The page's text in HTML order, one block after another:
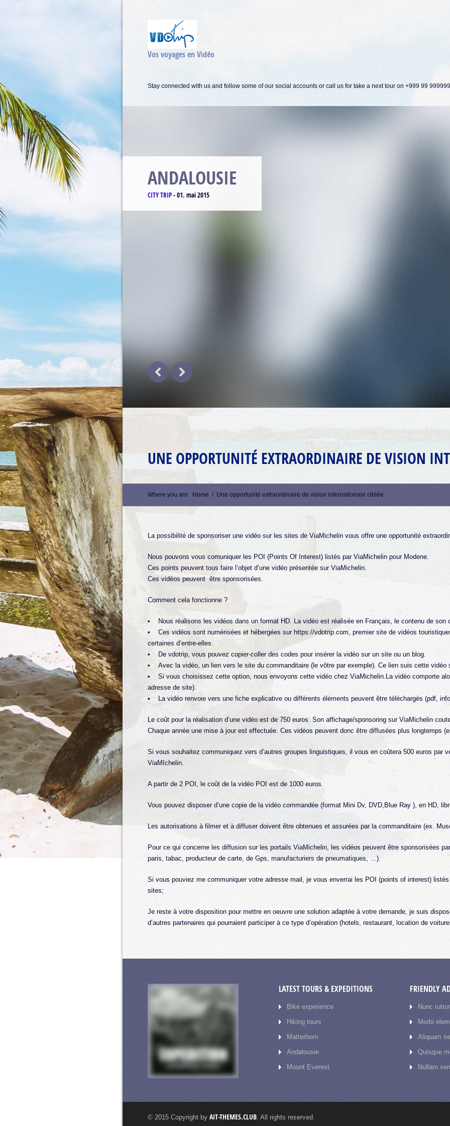
Vos voyages en Vidéo
Stay connected with us and follow some of our social accounts or call us for take a next tour on +999 99 999999
MATTERHORN
CLIMBING -17. avril 2015
UNE OPPORTUNITÉ EXTRAORDINAIRE DE VISION
Where you are: Home / Une opportunité extraordinaire de vision internationale ciblée.
La possibilité de sponsoriser une vidéo sur les sites de ViaMichelin vous offre une opportunité
Nous pouvons vous comuniquer les POI (Points Of Interest) listés par ViaMichelin pour Modene.
Ces points peuvent tous faire l’objet d’une vidéo présentée sur ViaMichelin.
Ces vidéos peuvent être sponsorisées.
Comment cela fonctionne ?
• Nous réalisons les vidéos dans un format HD. La vidéo est réalisée en Français, le contenu de son
• Ces vidéos sont numérisées et hébergées sur https://vdotrip.com, premier site de vidéos
certaines d’entre-elles.
• De vdotrip, vous pouvez copier-coller des codes pour insérer la vidéo sur un site ou un blog.
• Avec la vidéo, un lien vers le site du commanditaire (le vôtre par exemple). Ce lien suis cette vidéo
• Si vous choisissez cette option, nous envoyons cette vidéo chez ViaMichelin.La vidéo comporte
adresse de site).
• La vidéo renvoie vers une fiche explicative ou différents éléments peuvent être téléchargés (pdf,
Le coût pour la réalisation d’une vidéo est de 750 euros. Son affichage/sponsoring sur ViaMichelin
Chaque année une mise à jour est effectuée. Ces vidéos peuvent donc être diffusées plus longtemps
Si vous souhaitez communiquez vers d’autres groupes linguistiques, il vous en coûtera 500 euros par
ViaMIchelin.
A partir de 2 POI, le coût de la vidéo POI est de 1000 euros.
Vous pouvez disposer d’une copie de la vidéo commandée (format Mini Dv, DVD,Blue Ray ), en HD,
Les autorisations à filmer et à diffuser doivent être obtenues et assurées par la commanditaire (ex.
Pour ce qui concerne les diffusion sur les portails ViaMichelin, les vidéos peuvent être sponsorisées
paris, tabac, producteur de carte, de Gps, manufacturiers de pneumatiques, …).
Si vous pouviez me communiquer votre adresse mail, je vous enverrai les POI (points of interest)
sites;
Je reste à votre disposition pour mettre en oeuvre une solution adaptée à votre demande, je suis
d’autres partenaires qui pourraient participer à ce type d’opération (hotels, restaurant, location de
LATEST TOURS & EXPEDITIONS
Bike experience
Hiking tours
Matterhorn
Andalousie
Mount Everest
FRIENDLY
Nunc
Morbi
Aliquam
Quisque
Nullam
© 2015 Copyright by AIT-THEMES.CLUB. All rights reserved.